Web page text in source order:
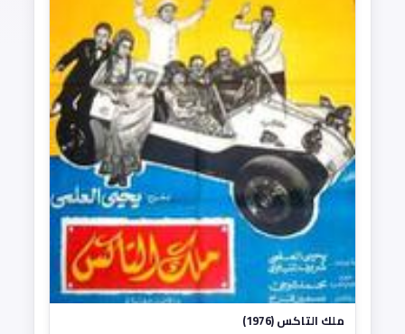
ملك التاكس (1976)